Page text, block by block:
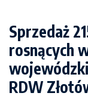
Sprzedaż
rosnących
RDW